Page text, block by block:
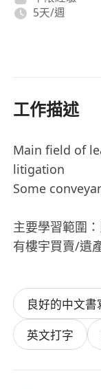
5天/週
工作描述
Main field of
litigation
Some
主要學習範圍
有樓宇買賣/遺
良好的中文
英文打字